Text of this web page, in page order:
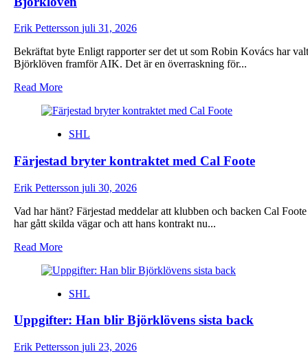
inte
blev
hanterbart”
Erik Pettersson juli 31, 2026
Bekräftat byte Enligt rapporter ser det ut som Robin Kovács har valt
Björklöven framför AIK. Det är en överraskning för...
Read MoreRead
about
Robin
nobbar
–
för
Björklöven
SHL
Färjestad bryter kontraktet med Cal Foote
Erik Pettersson juli 30, 2026
Vad har hänt? Färjestad meddelar att klubben och backen Cal Foote
har gått skilda vägar och att hans kontrakt nu...
Read MoreRead
about
bryter
med
Foote
SHL
Uppgifter: Han blir Björklövens sista back
Erik Pettersson juli 23, 2026